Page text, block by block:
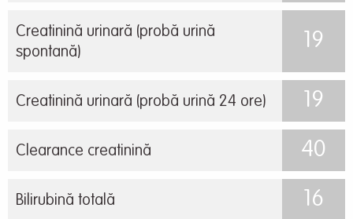
Creatinină urinară (probă urină
spontană)
19
Creatinină urinară (probă urină 24 ore) 19
Clearance creatinină 40
Bilirubină totală 16